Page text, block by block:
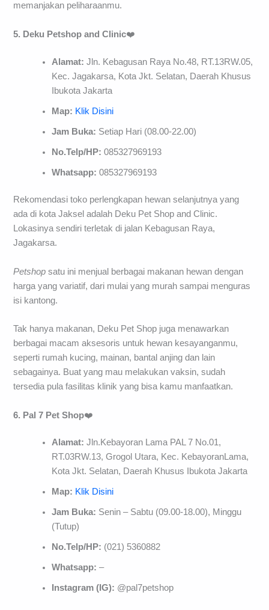
memanjakan peliharaanmu.
5. Deku Petshop and Clinic❤️
Alamat: Jln. Kebagusan Raya No.48, RT.13RW.05,
Kec. Jagakarsa, Kota Jkt. Selatan, Daerah Khusus
Ibukota Jakarta
Map: Klik Disini
Jam Buka: Setiap Hari (08.00-22.00)
No.Telp/HP: 085327969193
Whatsapp:085327969193
Rekomendasi toko perlengkapan hewan selanjutnya yang
ada di kota Jaksel adalah Deku Pet Shop and Clinic.
Lokasinya sendiri terletak di jalan Kebagusan Raya,
Jagakarsa.
Petshop satu ini menjual berbagai makanan hewan dengan
harga yang variatif, dari mulai yang murah sampai menguras
isi kantong.
Tak hanya makanan, Deku Pet Shop juga menawarkan
berbagai macam aksesoris untuk hewan kesayanganmu,
seperti rumah kucing, mainan, bantal anjing dan lain
sebagainya. Buat yang mau melakukan vaksin, sudah
tersedia pula fasilitas klinik yang bisa kamu manfaatkan.
6. Pal 7 Pet Shop❤️
Alamat: Jln.Kebayoran Lama PAL 7 No.01,
RT.03RW.13, Grogol Utara, Kec. KebayoranLama,
Kota Jkt. Selatan, Daerah Khusus Ibukota Jakarta
Map: Klik Disini
Jam Buka: Senin – Sabtu (09.00-18.00), Minggu
(Tutup)
No.Telp/HP: (021) 5360882
Whatsapp:–
Instagram (IG): @pal7petshop